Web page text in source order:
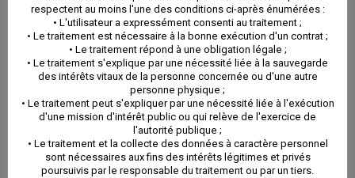
les curistes réservent pour l’année d’après à la fin de
leur séjour. La ville a décidé de moderniser ses
installations thermales dans les années à venir, après
Obalia le nouveau centre thermoludique et familial, le
projet d’un grand centre thermal futuriste est prêt à
voir le jour.
respectent au moins l'une des conditions ci-après énumérées :
• L'utilisateur a expressément consenti au traitement ;
• Le traitement est nécessaire à la bonne exécution d'un contrat ;
• Le traitement répond à une obligation légale ;
• Le traitement s'explique par une nécessité liée à la sauvegarde
des intérêts vitaux de la personne concernée ou d'une autre
personne physique ;
• Le traitement peut s'expliquer par une nécessité liée à l'exécution
d'une mission d'intérêt public ou qui relève de l'exercice de
l'autorité publique ;
• Le traitement et la collecte des données à caractère personnel
sont nécessaires aux fins des intérêts légitimes et privés
poursuivis par le responsable du traitement ou par un tiers.